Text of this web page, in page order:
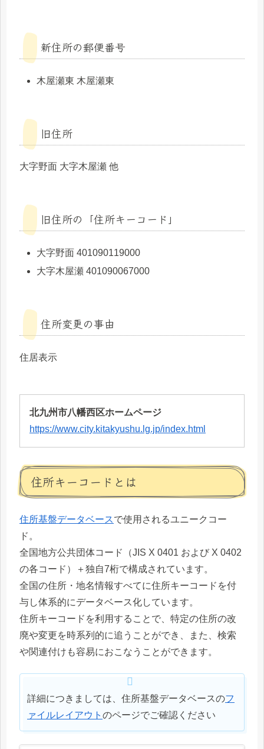
新住所の郵便番号
木屋瀬東 木屋瀬東
旧住所
大字野面 大字木屋瀬 他
旧住所の「住所キーコード」
大字野面 401090119000
大字木屋瀬 401090067000
住所変更の事由
住居表示
北九州市八幡西区ホームページ
https://www.city.kitakyushu.lg.jp/index.html
住所キーコードとは
住所基盤データベースで使用されるユニークコー
ド。
全国地方公共団体コード（JIS X 0401 および X 0402
の各コード）＋独自7桁で構成されています。
全国の住所・地名情報すべてに住所キーコードを付
与し体系的にデータベース化しています。
住所キーコードを利用することで、特定の住所の改
廃や変更を時系列的に追うことができ、また、検索
や関連付けも容易におこなうことができます。
詳細につきましては、住所基盤データベースのフ
ァイルレイアウト のページでご確認ください